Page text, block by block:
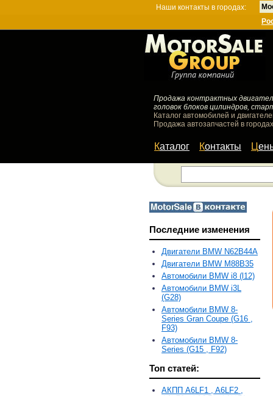
Наши контакты в городах:
Продажа контрактных
головок блоков цилиндров,
Каталог автомобилей и
Продажа автозапчастей в
Каталог Контакты
Последние изменения
Двигатели BMW N62B44A
Двигатели BMW M88B35
Автомобили BMW i8 (l12)
Автомобили BMW i3L
(G28)
Автомобили BMW 8-
Series Gran Coupe (G16 ,
F93)
Автомобили BMW 8-
Series (G15 , F92)
Топ статей:
АКПП A6LF1 , A6LF2 ,